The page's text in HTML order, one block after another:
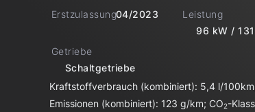
Erstzulassung04/2023 Leistung
96 kW /
Getriebe
Schaltgetriebe
Kraftstoffverbrauch (kombiniert): 5,4 l/100km
Emissionen (kombiniert): 123 g/km; CO2-